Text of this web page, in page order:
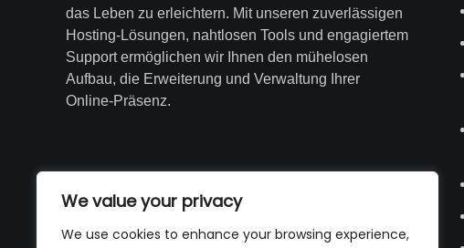
We value your privacy
We use cookies to enhance your browsing experience,
das Leben zu erleichtern. Mit unseren zuverlässigen
Hosting-Lösungen, nahtlosen Tools und engagiertem
Support ermöglichen wir Ihnen den mühelosen
Aufbau, die Erweiterung und Verwaltung Ihrer
Online-Präsenz.